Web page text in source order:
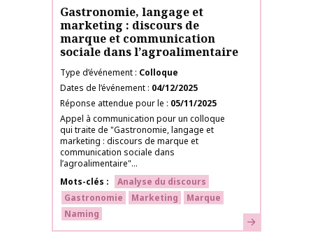
Gastronomie, langage et
marketing : discours de
marque et communication
sociale dans l’agroalimentaire
Type d’événement Colloque
Dates de l’événement 04/12/2025
Réponse attendue pour le
05/11/2025
Appel à communication pour un colloque
qui traite de "Gastronomie, langage et
marketing : discours de marque et
communication sociale dans
l’agroalimentaire"...
Mots-clés
Analyse du discours
Gastronomie
Marketing
Marque
Naming
En savoir plus